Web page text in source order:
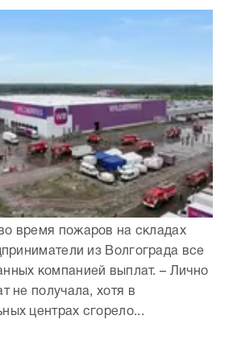
время пожаров на складах
из Волгограда все
компанией выплат. – Лично
не получала, хотя в
центрах сгорело...